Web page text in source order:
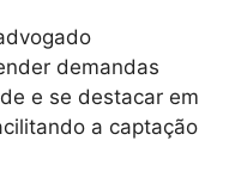
demandas
e se destacar em
a captação